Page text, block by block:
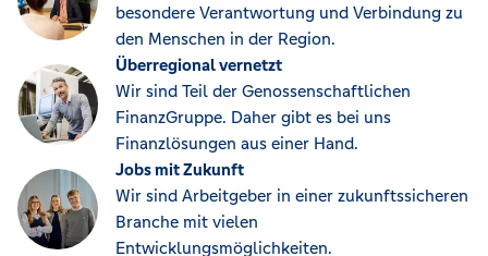
besondere Verantwortung und Verbindung zu
den Menschen in der Region.
Überregional vernetzt
Wir sind Teil der Genossenschaftlichen
FinanzGruppe. Daher gibt es bei uns
Finanzlösungen aus einer Hand.
Jobs mit Zukunft
Wir sind Arbeitgeber in einer zukunftssicheren
Branche mit vielen
Entwicklungsmöglichkeiten.